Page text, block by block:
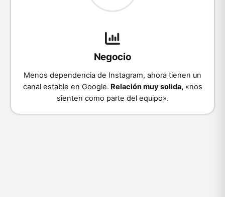
Negocio
Menos dependencia de Instagram, ahora tienen un
canal estable en Google. Relación muy solida,«nos
sienten como parte del equipo».